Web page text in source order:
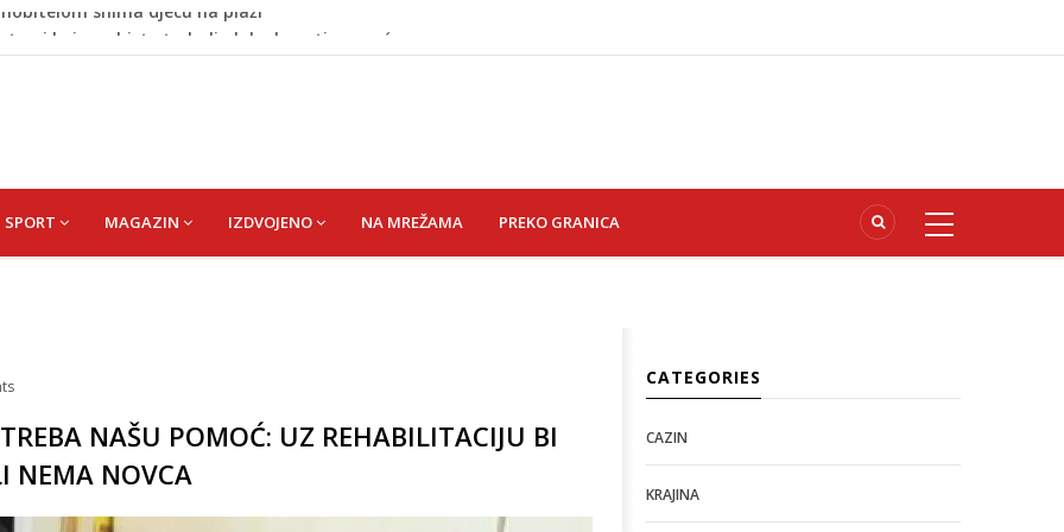
koje ne biste trebali olako bacati u smeće
ljubavnici osigurao unapređeno radno mjesto i visoku
NBA igrač iz Litvanije ne želi igrati protiv BiH
snima djecu na plaži
SPORT MAGAZIN IZDVOJENO NA MREŽAMA PREKO GRANICA
NAŠU POMOĆ: UZ REHABILITACIJU BI
NEMA NOVCA
CATEGORIES
CAZIN
KRAJINA